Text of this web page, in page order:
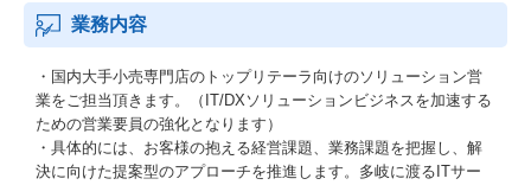
業務内容
・国内大手小売専門店のトップリテーラ向けのソリューション営
業をご担当頂きます。（IT/DXソリューションビジネスを加速する
ための営業要員の強化となります）
・具体的には、お客様の抱える経営課題、業務課題を把握し、解
決に向けた提案型のアプローチを推進します。多岐に渡るITサー